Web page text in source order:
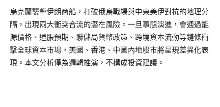
烏克蘭襲擊伊朗商船，打破俄烏戰場與中東美伊對抗的地理分
隔，出現兩大衝突合流的潛在風險。一旦事態演進，會通過能
源價格、通脹預期、聯儲局貨幣政策、跨境資本流動等鏈條衝
擊全球資本市場，美國、香港、中國內地股市將呈現差異化表
現。本文分析僅為邏輯推演，不構成投資建議。